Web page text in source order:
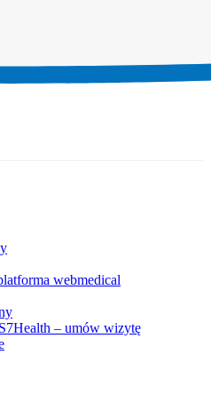
webmedical
– umów wizytę